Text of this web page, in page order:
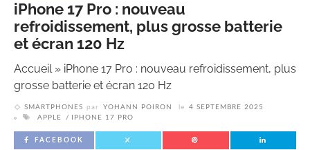
iPhone 17 Pro : nouveau
refroidissement, plus grosse batterie
et écran 120 Hz
Accueil» iPhone 17 Pro : nouveau refroidissement, plus
grosse batterie et écran 120 Hz
SMARTPHONES par YOHANN POIRON le
4 SEPTEMBRE 2025
APPLE
IPHONE 17 PRO
FACEBOOK